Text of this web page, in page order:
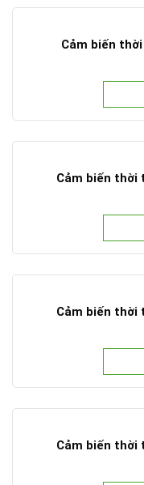
Cảm biến
Cảm biến thời
Cảm biến thời
Cảm biến thời